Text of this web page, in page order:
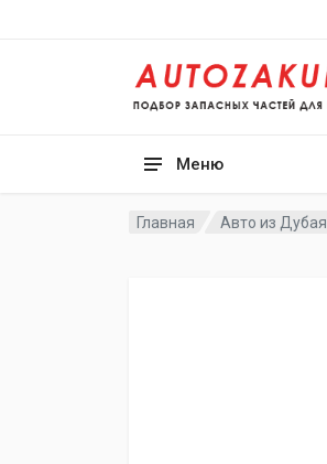
Меню
Главная Авто из Дубая